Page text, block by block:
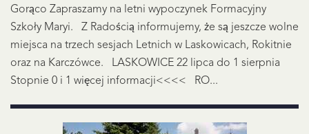
Gorąco Zapraszamy na letni wypoczynek Formacyjny
Szkoły Maryi. Z Radością informujemy, że są jeszcze wolne
miejsca na trzech sesjach Letnich w Laskowicach, Rokitnie
oraz na Karczówce. LASKOWICE 22 lipca do 1 sierpnia
Stopnie 0 i 1 więcej informacji<<<< RO...